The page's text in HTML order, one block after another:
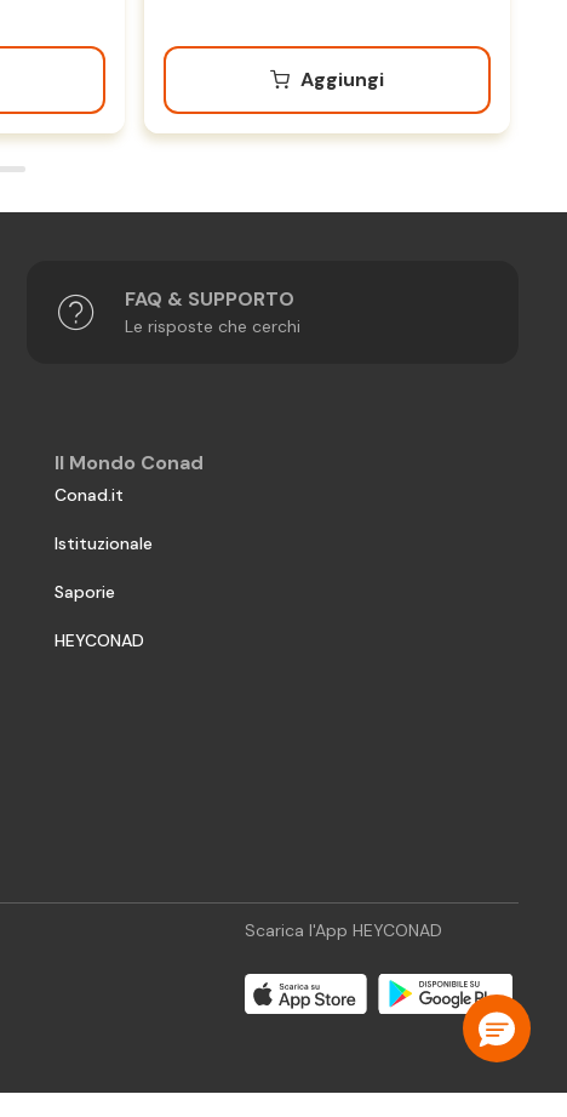
Aggiungi
FAQ & SUPPORTO
Le risposte che cerchi
Il Mondo Conad
Conad.it
Istituzionale
Saporie
HEYCONAD
Scarica l'App HEYCONAD